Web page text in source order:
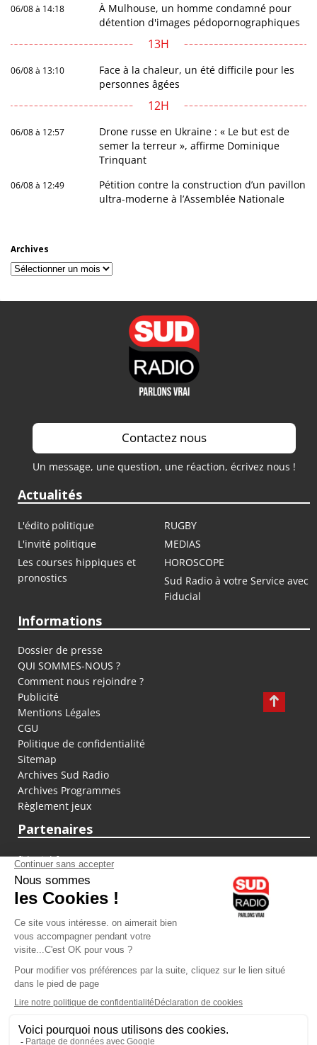
06/08 à 14:18
À Mulhouse, un homme condamné pour
détention d'images pédopornographiques
13H
06/08 à 13:10
Face à la chaleur, un été difficile pour les
personnes âgées
12H
06/08 à 12:57
Drone russe en Ukraine : « Le but est de
semer la terreur », affirme Dominique
Trinquant
06/08 à 12:49
Pétition contre la construction d’un pavillon
ultra-moderne à l’Assemblée Nationale
Archives
Archives
Contactez nous
Un message, une question, une réaction, écrivez nous !
Actualités
L'édito politique
RUGBY
L'invité politique
MEDIAS
Les courses hippiques et
pronostics
HOROSCOPE
Sud Radio à votre Service avec
Fiducial
Informations
Dossier de presse
QUI SOMMES-NOUS ?
Comment nous rejoindre ?
Publicité
Mentions Légales
CGU
Politique de confidentialité
Sitemap
Archives Sud Radio
Archives Programmes
Règlement jeux
Partenaires
fiducial.fr
lyoncapitale.fr
olympique-et-lyonnais.com
L'application Iphone / Android
Téléchargez l'application
Les cookies
Gestion des cookies